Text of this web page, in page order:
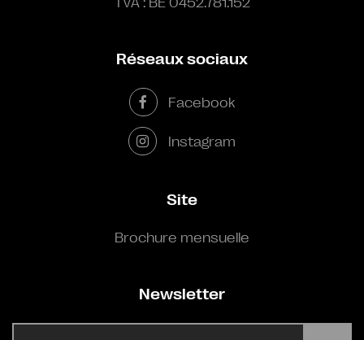
Réseaux sociaux
Facebook
Instagram
Site
Brochure mensuelle
Newsletter